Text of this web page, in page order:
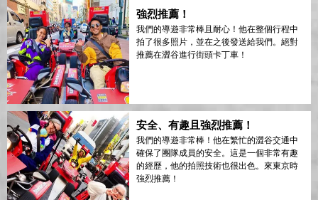
強烈推薦！
我們的導遊非常棒且耐心！他在整個行程中
拍了很多照片，並在之後發送給我們。絕對
推薦在澀谷進行街頭卡丁車！
安全、有趣且強烈推薦！
我們的導遊非常棒！他在繁忙的澀谷交通中
確保了團隊成員的安全。這是一個非常有趣
的經歷，他的拍照技術也很出色。來東京時
強烈推薦！